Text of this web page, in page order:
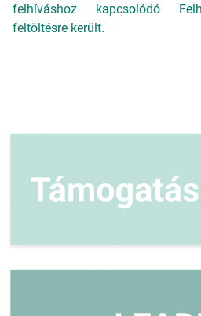
felhíváshoz kapcsolódó
feltöltésre került.